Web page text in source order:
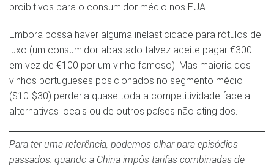
proibitivos para o consumidor médio nos EUA.
Embora possa haver alguma inelasticidade para rótulos de
luxo (um consumidor abastado talvez aceite pagar €300
em vez de €100 por um vinho famoso). Mas maioria dos
vinhos portugueses posicionados no segmento médio
($10-$30) perderia quase toda a competitividade face a
alternativas locais ou de outros países não atingidos.
Para ter uma referência, podemos olhar para episódios
passados: quando a China impôs tarifas combinadas de